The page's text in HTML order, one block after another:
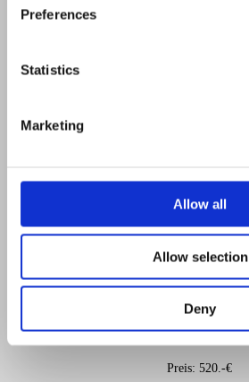
Preferences
Statistics
Marketing
Allow all
Allow selection
Deny
Der Phönix
RESERVIERT
Preis: 520.-€